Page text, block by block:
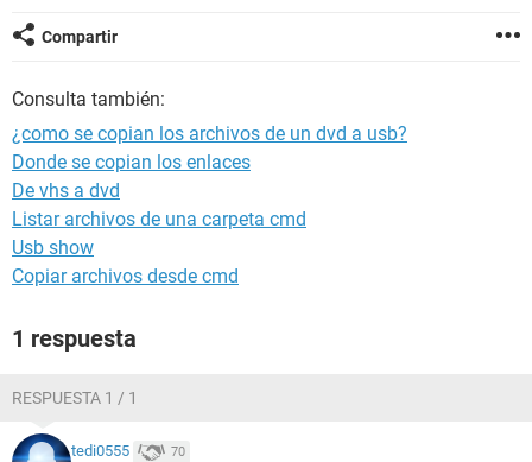
Compartir
Consulta también:
¿como se copian los archivos de un dvd a usb?
Donde se copian los enlaces
De vhs a dvd
Listar archivos de una carpeta cmd
Usb show
Copiar archivos desde cmd
1 respuesta
RESPUESTA 1 / 1
tedi0555 70